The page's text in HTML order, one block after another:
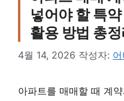
넣어야 할 특
활용 방법 총정
4월 14, 2026 작성자:
아파트를 매매할 때 계